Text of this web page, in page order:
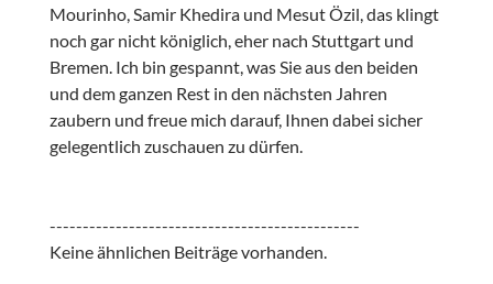
Mourinho, Samir Khedira und Mesut Özil, das klingt
noch gar nicht königlich, eher nach Stuttgart und
Bremen. Ich bin gespannt, was Sie aus den beiden
und dem ganzen Rest in den nächsten Jahren
zaubern und freue mich darauf, Ihnen dabei sicher
gelegentlich zuschauen zu dürfen.
-----------------------------------------------
Keine ähnlichen Beiträge vorhanden.